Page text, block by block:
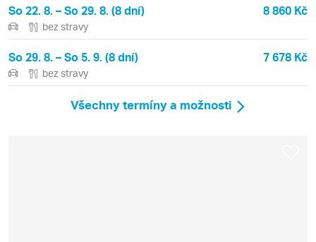
So 22. 8. – So 29. 8. (8 dní) 8 860 Kč
bez stravy
So 29. 8. – So 5. 9. (8 dní) 7 678 Kč
bez stravy
Všechny termíny a možnosti